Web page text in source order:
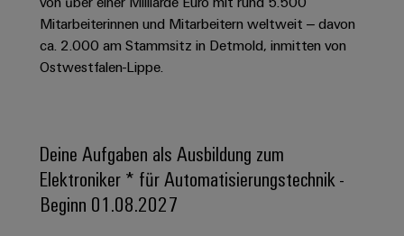
Energieübertragung
und
-
Sicherheit
für
moderne
Energienetze
Schaltschrank-
und
Feldebene
Smart
Cabinet
Building
Systemverkabelung
&
Migrationslösungen
Verteilerboxen
Elektronik
Connectivity
Consulting
Weidmüller
Configurator
Messen
Newsletter
Kundenservice
Webshop
Compliance
Weidmüller
Welt
|
Kundenmagazin
Länder
Offene
Stellen
für
Für
Schülerinnen
und
Mitarbeiterinnen und Mitarbeitern weltweit – davon
ca. 2.000 am Stammsitz in Detmold, inmitten von
Ostwestfalen-Lippe.
Deine Aufgaben als Ausbildung zum
Elektroniker * für Automatisierungstechnik -
Beginn 01.08.2027